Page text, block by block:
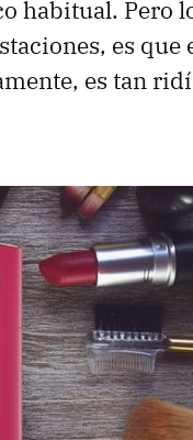
habitual. Pero
es que
es tan